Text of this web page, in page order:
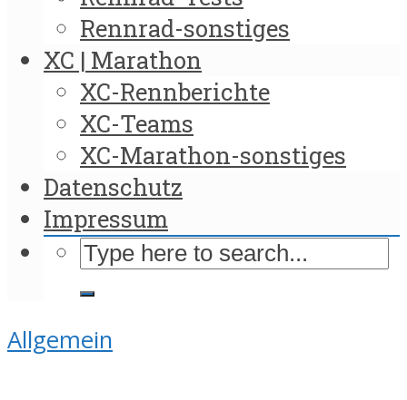
Rennrad-sonstiges
XC | Marathon
XC-Rennberichte
XC-Teams
XC-Marathon-sonstiges
Datenschutz
Impressum
Allgemein